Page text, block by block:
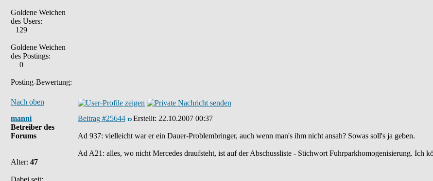
Goldene Weichen
des Users:
129
Goldene Weichen
des Postings:
0
Posting-Bewertung:
Nach oben
manni
Betreiber des
Forums
Alter: 47
Dabei seit:
Beitrag #25644 Erstellt: 22.10.2007 00:37
Ad 937: vielleicht war er ein Dauer-Problembringer, auch wenn man's ihm nicht ansah? Sowas soll's ja geben.
Ad A21: alles, wo nicht Mercedes draufsteht, ist auf der Abschussliste - Stichwort Fuhrparkhomogenisierung.